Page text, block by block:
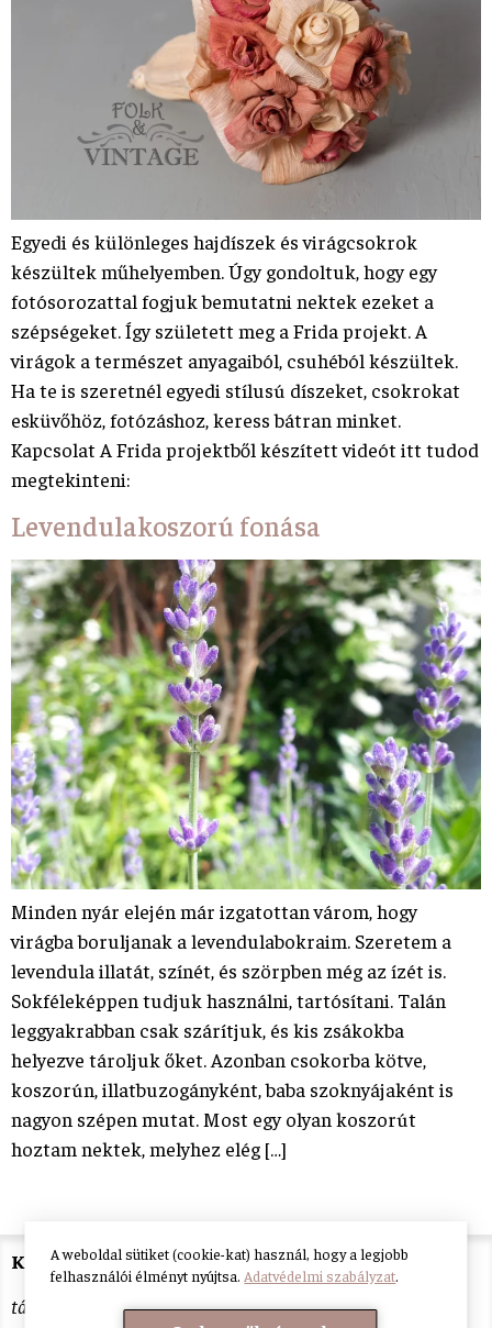
Egyedi és különleges hajdíszek és virágcsokrok
készültek műhelyemben. Úgy gondoltuk, hogy egy
fotósorozattal fogjuk bemutatni nektek ezeket a
szépségeket. Így született meg a Frida projekt. A
virágok a természet anyagaiból, csuhéból készültek.
Ha te is szeretnél egyedi stílusú díszeket, csokrokat
esküvőhöz, fotózáshoz, keress bátran minket.
Kapcsolat A Frida projektből készített videót itt tudod
megtekinteni:
Levendulakoszorú fonása
Minden nyár elején már izgatottan várom, hogy
virágba boruljanak a levendulabokraim. Szeretem a
levendula illatát, színét, és szörpben még az ízét is.
Sokféleképpen tudjuk használni, tartósítani. Talán
leggyakrabban csak szárítjuk, és kis zsákokba
helyezve tároljuk őket. Azonban csokorba kötve,
koszorún, illatbuzogányként, baba szoknyájaként is
nagyon szépen mutat. Most egy olyan koszorút
hoztam nektek, melyhez elég […]
Kiss Tünde
tárgyalkotó népi iparművész
A weboldal sütiket (cookie-kat) használ, hogy a legjobb
felhasználói élményt nyújtsa. Adatvédelmi szabályzat.